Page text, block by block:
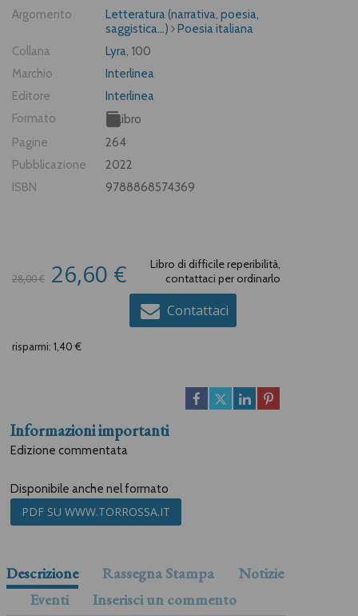
Argomento
Letteratura (narrativa, poesia,
saggistica...)
Poesia italiana
Collana
Lyra , 100
Marchio
Interlinea
Editore
Interlinea
Formato
Libro
Pagine
264
Pubblicazione
2022
ISBN
9788868574369
28,00 € 26,60 €
Libro di difficile reperibilità,
contattaci per ordinarlo
Contattaci
risparmi: 1,40 €
Informazioni importanti
Edizione commentata
Disponibile anche nel formato
PDF SU WWW.TORROSSA.IT
Descrizione Rassegna Stampa
Notizie
Eventi
Inserisci un commento